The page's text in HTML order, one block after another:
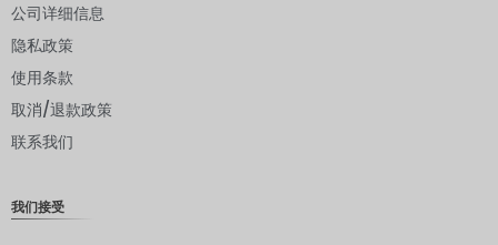
公司详细信息
隐私政策
使用条款
取消/退款政策
联系我们
我们接受